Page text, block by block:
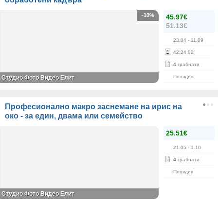
45.97€
51.13€
23.04 - 11.09
42:24:02
4 грабнати
Пловдив
-10%
Студио Фото Видео Елит
Професионално макро заснемане на ирис на
око - за един, двама или семейство
25.51€
21.05 - 1.10
4 грабнати
Пловдив
Студио Фото Видео Елит